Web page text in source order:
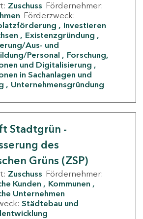
Zuschuss Fördernehmer:
Förderzweck:
Investieren
Existenzgründung
Aus- und
Personal
Forschung,
und Digitalisierung
in Sachanlagen und
Unternehmensgründung
Stadtgrün -
des
Grüns (ZSP)
Zuschuss Fördernehmer:
Kunden
Kommunen
Unternehmen
Städtebau und